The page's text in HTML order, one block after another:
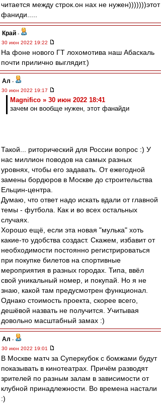
читается между строк.он нах не нужен)))))))этот
фаниди.....
Край -
30 июн 2022 19:22
На фоне нового ГТ лохомотива наш Абаскаль
почти прилично выглядит.)
Ал -
30 июн 2022 19:17
Magnifico » 30 июн 2022 18:41
зачем он вообще нужен, этот фанайди
Такой... риторический для России вопрос :) У
нас миллион поводов на самых разных
уровнях, чтобы его задавать. От ежегодной
замены бордюров в Москве до строительства
Ельцин-центра.
Думаю, что ответ надо искать вдали от главной
темы - футбола. Как и во всех остальных
случаях.
Хорошо ещё, если эта новая "мулька" хоть
какие-то удобства создаст. Скажем, избавит от
необходимости постоянно регистрироваться
при покупке билетов на спортивные
мероприятия в разных городах. Типа, ввёл
свой уникальный номер, и покупай. Но я не
знаю, какой там предусмотрен функционал.
Однако стоимость проекта, скорее всего,
дешёвой назвать не получится. Учитывая
довольно масштабный замах :)
Ал -
30 июн 2022 19:01
В Москве матч за Суперкубок с бомжами будут
показывать в кинотеатрах. Причём разводят
зрителей по разным залам в зависимости от
клубной принадлежности. Во времена настали
:)